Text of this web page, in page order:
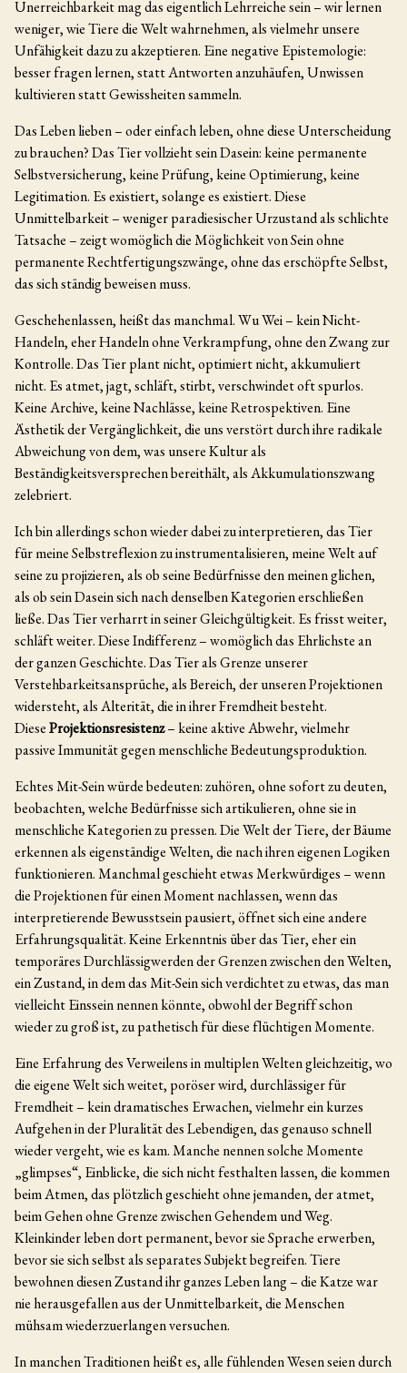
Unerreichbarkeit mag das eigentlich Lehrreiche sein – wir lernen
weniger, wie Tiere die Welt wahrnehmen, als vielmehr unsere
Unfähigkeit dazu zu akzeptieren. Eine negative Epistemologie:
besser fragen lernen, statt Antworten anzuhäufen, Unwissen
kultivieren statt Gewissheiten sammeln.
Das Leben lieben – oder einfach leben, ohne diese Unterscheidung
zu brauchen? Das Tier vollzieht sein Dasein: keine permanente
Selbstversicherung, keine Prüfung, keine Optimierung, keine
Legitimation. Es existiert, solange es existiert. Diese
Unmittelbarkeit – weniger paradiesischer Urzustand als schlichte
Tatsache – zeigt womöglich die Möglichkeit von Sein ohne
permanente Rechtfertigungszwänge, ohne das erschöpfte Selbst,
das sich ständig beweisen muss.
Geschehenlassen, heißt das manchmal. Wu Wei – kein Nicht-
Handeln, eher Handeln ohne Verkrampfung, ohne den Zwang zur
Kontrolle. Das Tier plant nicht, optimiert nicht, akkumuliert
nicht. Es atmet, jagt, schläft, stirbt, verschwindet oft spurlos.
Keine Archive, keine Nachlässe, keine Retrospektiven. Eine
Ästhetik der Vergänglichkeit, die uns verstört durch ihre radikale
Abweichung von dem, was unsere Kultur als
Beständigkeitsversprechen bereithält, als Akkumulationszwang
zelebriert.
Ich bin allerdings schon wieder dabei zu interpretieren, das Tier
für meine Selbstreflexion zu instrumentalisieren, meine Welt auf
seine zu projizieren, als ob seine Bedürfnisse den meinen glichen,
als ob sein Dasein sich nach denselben Kategorien erschließen
ließe. Das Tier verharrt in seiner Gleichgültigkeit. Es frisst weiter,
schläft weiter. Diese Indifferenz – womöglich das Ehrlichste an
der ganzen Geschichte. Das Tier als Grenze unserer
Verstehbarkeitsansprüche, als Bereich, der unseren Projektionen
widersteht, als Alterität, die in ihrer Fremdheit besteht.
DieseProjektionsresistenz– keine aktive Abwehr, vielmehr
passive Immunität gegen menschliche Bedeutungsproduktion.
Echtes Mit-Sein würde bedeuten: zuhören, ohne sofort zu deuten,
beobachten, welche Bedürfnisse sich artikulieren, ohne sie in
menschliche Kategorien zu pressen. Die Welt der Tiere, der Bäume
erkennen als eigenständige Welten, die nach ihren eigenen Logiken
funktionieren. Manchmal geschieht etwas Merkwürdiges – wenn
die Projektionen für einen Moment nachlassen, wenn das
interpretierende Bewusstsein pausiert, öffnet sich eine andere
Erfahrungsqualität. Keine Erkenntnis über das Tier, eher ein
temporäres Durchlässigwerden der Grenzen zwischen den Welten,
ein Zustand, in dem das Mit-Sein sich verdichtet zu etwas, das man
vielleicht Einssein nennen könnte, obwohl der Begriff schon
wieder zu groß ist, zu pathetisch für diese flüchtigen Momente.
Eine Erfahrung des Verweilens in multiplen Welten gleichzeitig, wo
die eigene Welt sich weitet, poröser wird, durchlässiger für
Fremdheit – kein dramatisches Erwachen, vielmehr ein kurzes
Aufgehen in der Pluralität des Lebendigen, das genauso schnell
wieder vergeht, wie es kam. Manche nennen solche Momente
„glimpses“, Einblicke, die sich nicht festhalten lassen, die kommen
beim Atmen, das plötzlich geschieht ohne jemanden, der atmet,
beim Gehen ohne Grenze zwischen Gehendem und Weg.
Kleinkinder leben dort permanent, bevor sie Sprache erwerben,
bevor sie sich selbst als separates Subjekt begreifen. Tiere
bewohnen diesen Zustand ihr ganzes Leben lang – die Katze war
nie herausgefallen aus der Unmittelbarkeit, die Menschen
mühsam wiederzuerlangen versuchen.
In manchen Traditionen heißt es, alle fühlenden Wesen seien durch